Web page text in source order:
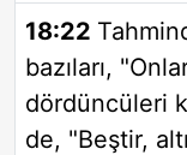
18:22
bazıları,
dördüncüleri
de, "Beştir,